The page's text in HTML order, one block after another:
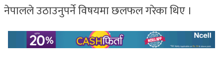
नेपालले उठाउनुपर्ने विषयमा छलफल गरेका थिए ।